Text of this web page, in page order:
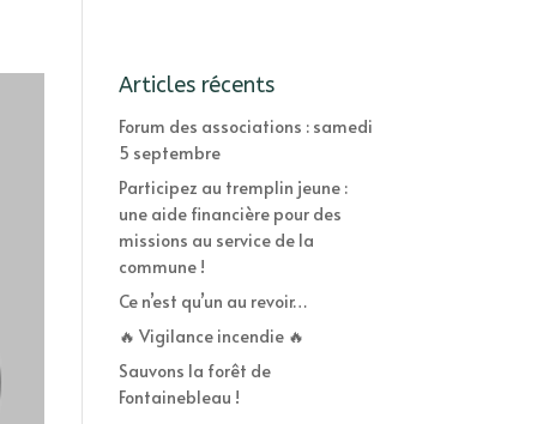
Articles récents
Forum des associations : samedi
5 septembre
Participez au tremplin jeune :
une aide financière pour des
missions au service de la
commune !
Ce n’est qu’un au revoir…
🔥 Vigilance incendie 🔥
Sauvons la forêt de
Fontainebleau !